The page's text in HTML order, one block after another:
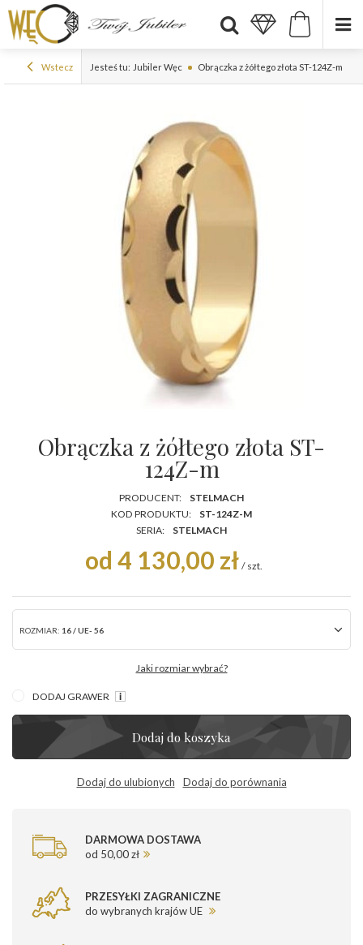
Wstecz Jesteś tu: Jubiler Węc Obrączka z żółtego złota ST-124Z-m
Obrączka z żółtego złota ST-
124Z-m
PRODUCENT:
STELMACH
KOD PRODUKTU:
ST-124Z-M
SERIA:
STELMACH
od 4 130,00 zł / szt.
ROZMIAR: 16 / UE- 56
Jaki rozmiar wybrać?
DODAJ GRAWER
Dodaj do koszyka
Dodaj do ulubionych Dodaj do porównania
DARMOWA DOSTAWA
od 50,00 zł
PRZESYŁKI ZAGRANICZNE
do wybranych krajów UE